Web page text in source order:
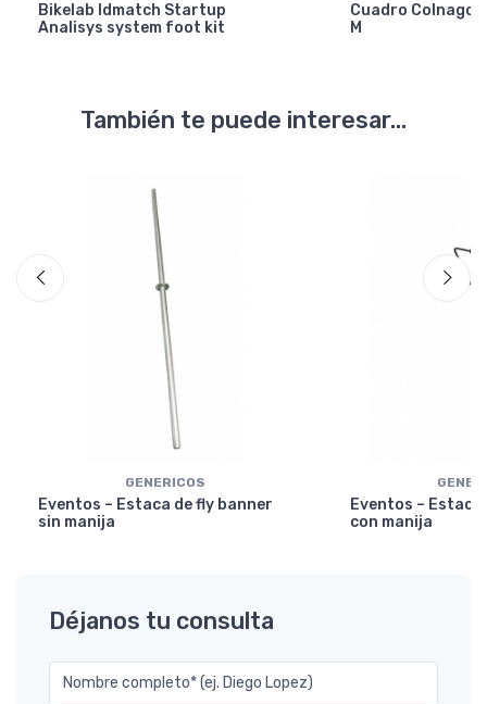
Bikelab Idmatch Startup
Analisys system foot kit
Cuadro Colnago
M
También te puede interesar...
GENERICOS
Eventos – Estaca de fly banner
sin manija
Eventos –
con manija
Déjanos tu consulta
Nombre completo* (ej. Diego Lopez)